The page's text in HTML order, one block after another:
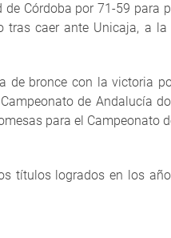
Córdoba por 71-59 para
caer ante Unicaja, a
bronce con la victoria
de Andalucía
para el Campeonato
títulos logrados en los